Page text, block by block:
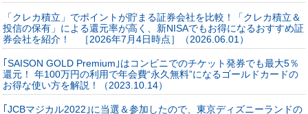
「クレカ積立」でポイントが貯まる証券会社を比較！「クレカ積立＆
投信の保有」による還元率が高く、新NISAでもお得になるおすすめ証
券会社を紹介！ ［2026年7月4日時点］（2026.06.01）
｢SAISON GOLD Premium｣はコンビニでのチケット発券でも最大5％
還元！ 年100万円の利用で年会費“永久無料”になるゴールドカードの
お得な使い方を解説！（2023.10.14）
｢JCBマジカル2022｣に当選＆参加したので、東京ディズニーランドの